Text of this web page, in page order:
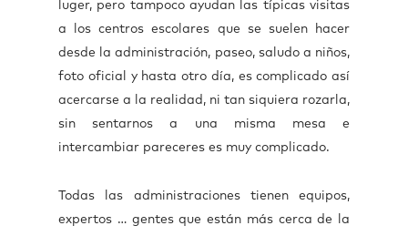
luger, pero tampoco ayudan las típicas visitas
a los centros escolares que se suelen hacer
desde la administración, paseo, saludo a niños,
foto oficial y hasta otro día, es complicado así
acercarse a la realidad, ni tan siquiera rozarla,
sin sentarnos a una misma mesa e
intercambiar pareceres es muy complicado.
Todas las administraciones tienen equipos,
expertos … gentes que están más cerca de la